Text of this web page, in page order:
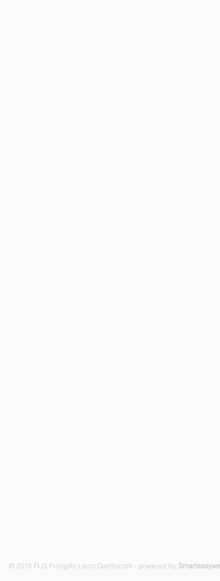
© 2015 FLG Frongillo Lecci Gambicorti - powered by